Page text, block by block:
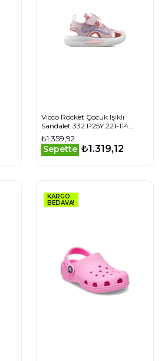
Vicco Rocket Çocuk Işıklı
Sandalet 332.P25Y.221-114
Pembe
₺1.359,92
Sepette ₺1.319,12
KARGO
BEDAVA!